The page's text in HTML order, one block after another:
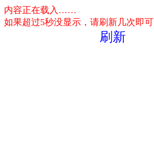
内容正在载入……
如果超过5秒没显示，请刷新几次即可
刷新